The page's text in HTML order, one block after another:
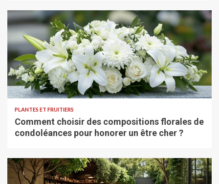
PLANTES ET FRUITIERS
Comment choisir des compositions florales de
condoléances pour honorer un être cher ?